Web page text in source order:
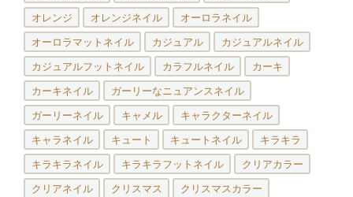
オレンジ オレンジネイル オーロラネイル
オーロラマットネイル カジュアル カジュアルネイル
カジュアルフットネイル カラフルネイル カーキ
カーキネイル ガーリーなニュアンスネイル
ガーリーネイル キャメル キャラクターネイル
キャラネイル キュート キュートネイル キラキラ
キラキラネイル キラキラフットネイル クリアカラー
クリアネイル クリスマス クリスマスカラー